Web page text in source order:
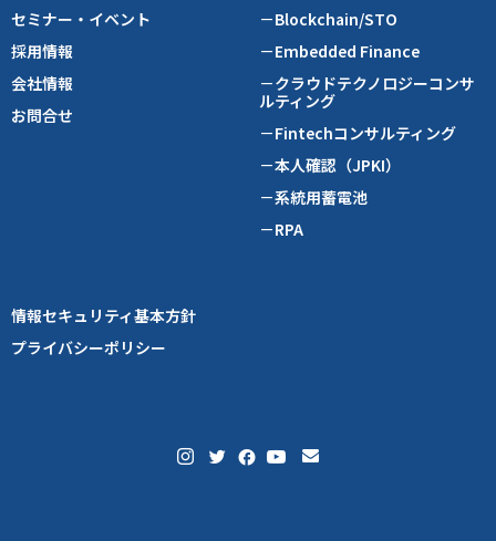
セミナー・イベント
採用情報
会社情報
お問合せ
－Blockchain/STO
－Embedded Finance
－クラウドテクノロジーコンサ
ルティング
－Fintechコンサルティング
－本人確認（JPKI）
－系統用蓄電池
－RPA
情報セキュリティ基本方針
プライバシーポリシー